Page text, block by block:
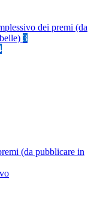
dei premi (da
3
(da pubblicare in